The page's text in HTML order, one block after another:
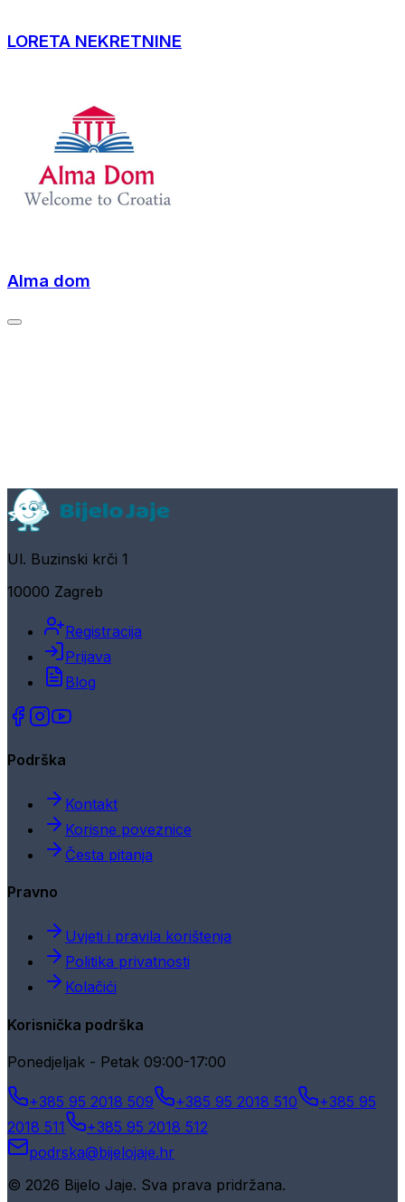
LORETA NEKRETNINE
Alma dom
Ul. Buzinski krči 1
10000 Zagreb
Registracija
Prijava
Blog
Podrška
Kontakt
Korisne poveznice
Česta pitanja
Pravno
Uvjeti i pravila korištenja
Politika privatnosti
Kolačići
Korisnička podrška
Ponedjeljak - Petak 09:00-17:00
+385 95 2018 509 +385 95 2018 510
+385 95
2018 511
+385 95 2018 512
podrska@bijelojaje.hr
© 2026 Bijelo Jaje. Sva prava pridržana.